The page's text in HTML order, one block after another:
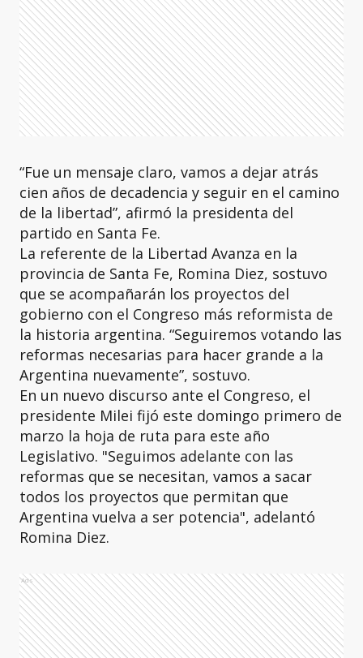
“Fue un mensaje claro, vamos a dejar atrás
cien años de decadencia y seguir en el camino
de la libertad”, afirmó la presidenta del
partido en Santa Fe.
La referente de la Libertad Avanza en la
provincia de Santa Fe, Romina Diez, sostuvo
que se acompañarán los proyectos del
gobierno con el Congreso más reformista de
la historia argentina. “Seguiremos votando las
reformas necesarias para hacer grande a la
Argentina nuevamente”, sostuvo.
En un nuevo discurso ante el Congreso, el
presidente Milei fijó este domingo primero de
marzo la hoja de ruta para este año
Legislativo. "Seguimos adelante con las
reformas que se necesitan, vamos a sacar
todos los proyectos que permitan que
Argentina vuelva a ser potencia", adelantó
Romina Diez.
Ads